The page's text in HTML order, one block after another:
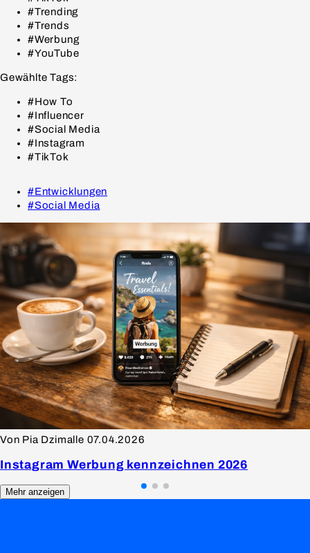
#Trending
#Trends
#Werbung
#YouTube
Gewählte Tags:
#How To
#Influencer
#Social Media
#Instagram
#TikTok
#Entwicklungen
#Social Media
Von Pia Dzimalle 07.04.2026
Instagram Werbung kennzeichnen 2026
Mehr anzeigen